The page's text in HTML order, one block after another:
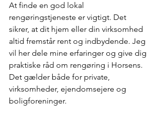
At finde en god lokal
rengøringstjeneste er vigtigt. Det
sikrer, at dit hjem eller din virksomhed
altid fremstår rent og indbydende. Jeg
vil her dele mine erfaringer og give dig
praktiske råd om rengøring i Horsens.
Det gælder både for private,
virksomheder, ejendomsejere og
boligforeninger.